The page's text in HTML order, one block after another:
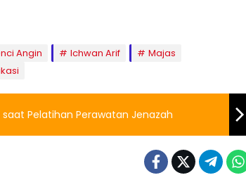
Angin Ichwan Arif
Majas
saat Pelatihan Perawatan Jenazah